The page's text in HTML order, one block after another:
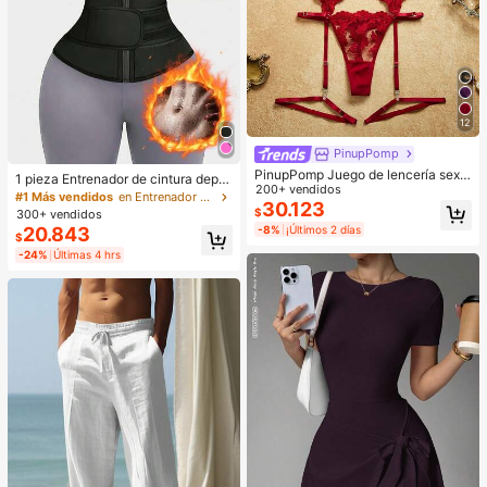
1 pieza Entrenador de cintura depor
tivo para mujer, Cinturón de compre
sión, Cinturón de sudoración de sau
na, Recortador de cintura deportiv
o, Moldeador de cintura, Cinturón r
eductor de cintura, Entrenador abd
#1 Más vendidos
en Entrenador de cintura deportivo
300+ vendidos
$20.843
-24% Últimas 4 hrs
12
PinupPomp
PinupPomp Juego de lencería sexy
de malla bordada para mujer, 5 piez
as/set, para salir, regalo para ella
200+ vendidos
$30.123
-8% ¡Últimos 2 días